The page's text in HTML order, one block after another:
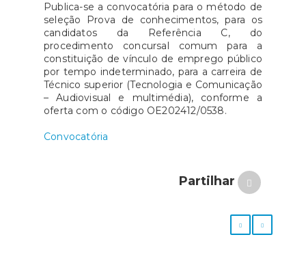
Publica-se a convocatória para o método de
seleção Prova de conhecimentos, para os
candidatos da Referência C, do
procedimento concursal comum para a
constituição de vínculo de emprego público
por tempo indeterminado, para a carreira de
Técnico superior (Tecnologia e Comunicação
– Audiovisual e multimédia), conforme a
oferta com o código OE202412/0538.
Convocatória
Partilhar